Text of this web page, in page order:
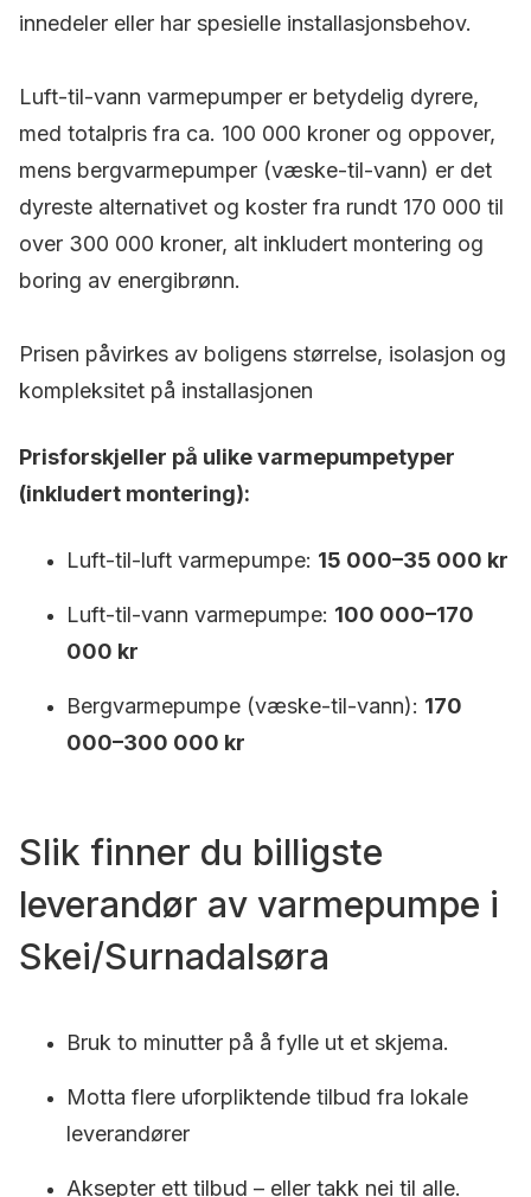
innedeler eller har spesielle installasjonsbehov.
Luft-til-vann varmepumper er betydelig dyrere,
med totalpris fra ca. 100 000 kroner og oppover,
mens bergvarmepumper (væske-til-vann) er det
dyreste alternativet og koster fra rundt 170 000 til
over 300 000 kroner, alt inkludert montering og
boring av energibrønn.
Prisen påvirkes av boligens størrelse, isolasjon og
kompleksitet på installasjonen
Prisforskjeller på ulike varmepumpetyper
(inkludert montering):
Luft-til-luft varmepumpe: 15 000–35 000 kr
Luft-til-vann varmepumpe: 100 000–170
000 kr
Bergvarmepumpe (væske-til-vann): 170
000–300 000 kr
Slik finner du billigste
leverandør av varmepumpe i
Skei/Surnadalsøra
Bruk to minutter på å fylle ut et skjema.
Motta flere uforpliktende tilbud fra lokale
leverandører
Aksepter ett tilbud – eller takk nei til alle.